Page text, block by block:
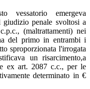
vessatorio emergeva
penale svoltosi a
(maltrattamenti) nei
del primo in entrambi i
sproporzionata l'irrogata
un risarcimento,a
ex art. 2087 c.c., per le
determinato in €